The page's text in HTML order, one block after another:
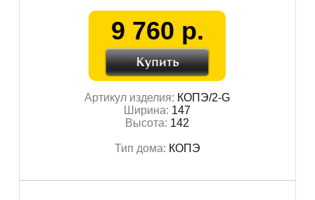
9 760 р.
Артикул изделия: КОПЭ/2-G
Ширина: 147
Высота: 142
Тип дома: КОПЭ